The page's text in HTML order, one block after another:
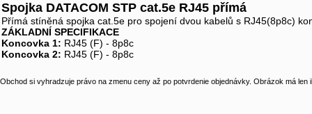
Spojka DATACOM STP cat.5e RJ45 přímá
Přímá stíněná spojka cat.5e pro spojení dvou kabelů s RJ45(8p8c)
ZÁKLADNÍ SPECIFIKACE
Koncovka 1: RJ45 (F) - 8p8c
Koncovka 2: RJ45 (F) - 8p8c
Obchod si vyhradzuje právo na zmenu ceny až po potvrdenie objednávky. Obrázok má len